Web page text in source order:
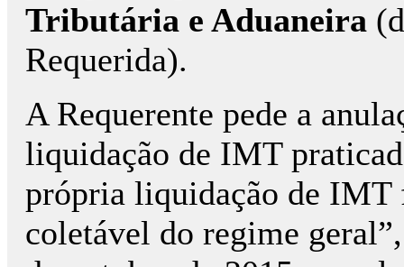
Tributária e Aduaneira
Requerida).
A Requerente pede a
liquidação de IMT
própria liquidação de IMT
coletável do regime